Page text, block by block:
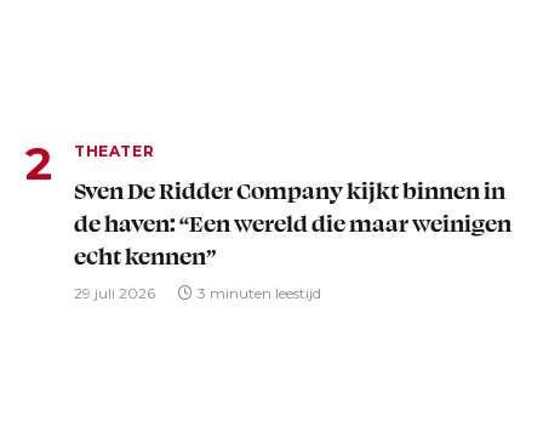
THEATER
Sven De Ridder Company kijkt binnen in
de haven: “Een wereld die maar weinigen
echt kennen”
29 juli 2026 3 minuten leestijd